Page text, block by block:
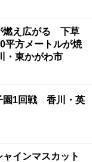
燃え広がる 下草
平方メートルが焼
・東かがわ市
園1回戦 香川・英
インマスカット